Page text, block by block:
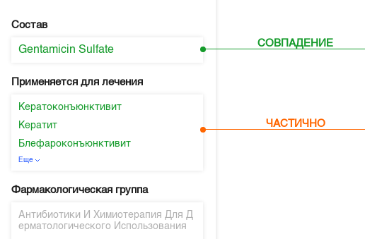
Состав
Gentamicin Sulfate
Применяется для лечения
Кератоконъюнктивит
Кератит
Блефароконъюнктивит
Еще
Фармакологическая группа
Антибиотики И Химиотерапия Для Д
ерматологического Использования
СОВПАДЕНИЕ
ЧАСТИЧНО